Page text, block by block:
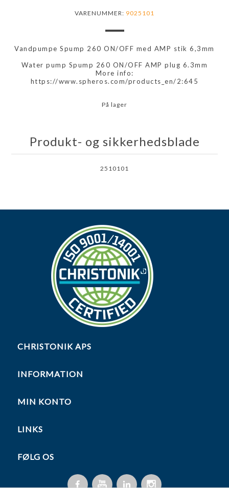
VARENUMMER: 9025101
Vandpumpe Spump 260 ON/OFF med AMP stik 6,3mm
Water pump Spump 260 ON/OFF AMP plug 6.3mm
More info:
https://www.spheros.com/products_en/2:645
På lager
Produkt- og sikkerhedsblade
2510101
CHRISTONIK APS
INFORMATION
MIN KONTO
LINKS
FØLG OS